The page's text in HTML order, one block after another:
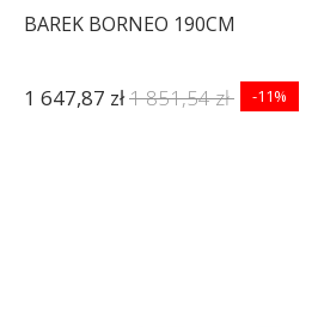
BAREK BORNEO 190CM
1 647,87 zł1 851,54 zł -11%